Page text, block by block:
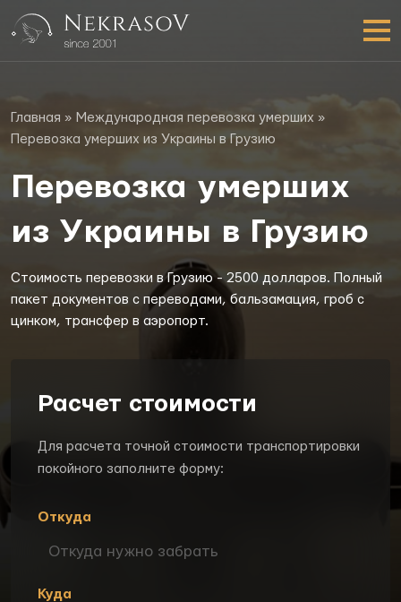
Главная » Международная перевозка умерших »
Перевозка умерших из Украины в Грузию
Перевозка умерших
из Украины в Грузию
Стоимость перевозки в Грузию - 2500 долларов. Полный
пакет документов с переводами, бальзамация, гроб с
цинком, трансфер в аэропорт.
Расчет стоимости
Для расчета точной стоимости транспортировки
покойного заполните форму:
Откуда
Куда